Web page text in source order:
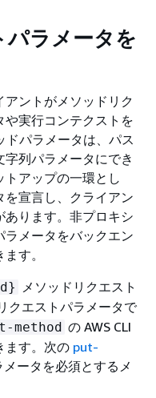
パラメータを
アントがメソッドリク
実行コンテクストを
ドパラメータは、パス
列パラメータにでき
トアップの一環とし
宣言し、クライアン
あります。非プロキシ
メータをバックエン
す。
メソッドリクエスト
クエストパラメータで
method の AWS CLI
ます。次の put-
ータを必須とするメ